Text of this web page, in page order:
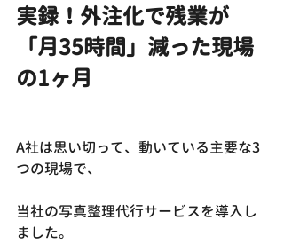
実録！外注化で残業が
「月35時間」減った現場
の1ヶ月
A社は思い切って、動いている主要な3
つの現場で、
当社の写真整理代行サービスを導入し
ました。